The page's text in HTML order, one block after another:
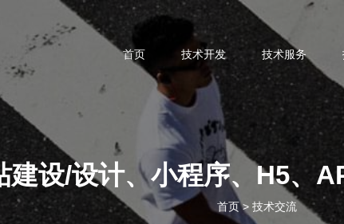
首页 技术开发 技术服务
建设/设计、小程序、H5、
首页> 技术交流